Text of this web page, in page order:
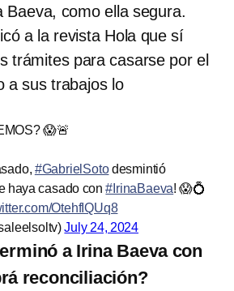
Baeva, como ella segura.
a la revista Hola que sí
trámites para casarse por el
a sus trabajos lo
😱🚨
#GabrielSotodesmintió
haya casado con#IrinaBaeva! 😱💍
OtehfIQUq8
July 24, 2024
a Irina Baeva con
reconciliación?